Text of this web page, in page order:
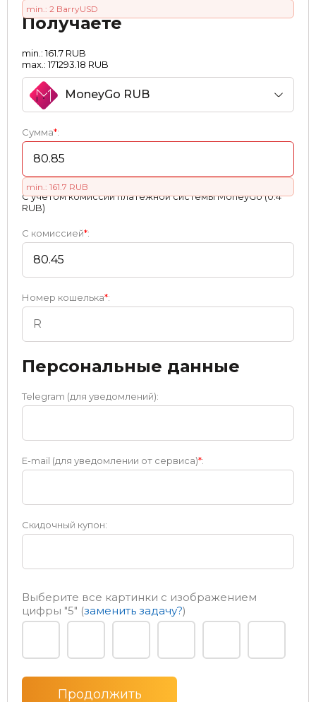
min.: 2 BarryUSD
Получаете
min.: 161.7 RUB
max.: 171293.18 RUB
MoneyGo RUB
Сумма*:
min.: 161.7 RUB
С учетом комиссии платежной системы MoneyGo (0.4
RUB)
С комиссией*:
Номер кошелька*:
Персональные данные
Telegram (для уведомлений):
E-mail (для уведомлении от сервиса)*:
Скидочный купон:
Выберите все картинки с изображением
цифры "5" (заменить задачу?)